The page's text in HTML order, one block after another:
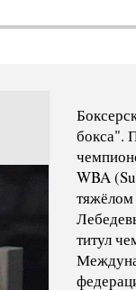
бокса".
WBA
титул